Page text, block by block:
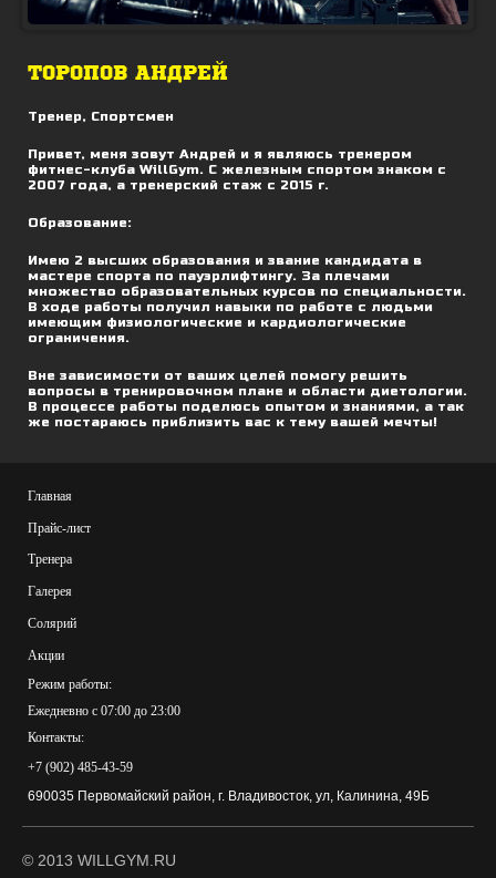
ТОРОПОВ АНДРЕЙ
Тренер, Спортсмен
Привет, меня зовут Андрей и я являюсь тренером
фитнес-клуба WillGym. С железным спортом знаком с
2007 года, а тренерский стаж с 2015 г.
Образование:
Имею 2 высших образования и звание кандидата в
мастере спорта по пауэрлифтингу. За плечами
множество образовательных курсов по специальности.
В ходе работы получил навыки по работе с людьми
имеющим физиологические и кардиологические
ограничения.
Вне зависимости от ваших целей помогу решить
вопросы в тренировочном плане и области диетологии.
В процессе работы поделюсь опытом и знаниями, а так
же постараюсь приблизить вас к тему вашей мечты!
Главная
Прайс-лист
Тренера
Галерея
Солярий
Акции
Режим работы:
Ежедневно с 07:00 до 23:00
Контакты:
+7 (902) 485-43-59
690035 Первомайский район, г. Владивосток, ул, Калинина, 49Б
© 2013 WILLGYM.RU